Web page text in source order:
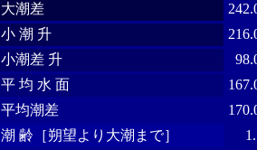
大潮差
小 潮 升
小潮差 升
平 均 水 面
平均潮差
潮 齢［朔望より大潮まで］